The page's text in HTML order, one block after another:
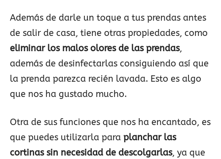
Además de darle un toque a tus prendas antes
de salir de casa, tiene otras propiedades, como
eliminar los malos olores de las prendas,
además de desinfectarlas consiguiendo así que
la prenda parezca recién lavada. Esto es algo
que nos ha gustado mucho.
Otra de sus funciones que nos ha encantado, es
que puedes utilizarla para planchar las
cortinas sin necesidad de descolgarlas, ya que